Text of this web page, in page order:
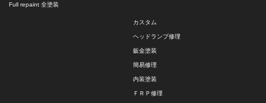
Full repaint 全塗装
カスタム
ヘッドランプ修理
鈑金塗装
簡易修理
内装塗装
ＦＲＰ修理